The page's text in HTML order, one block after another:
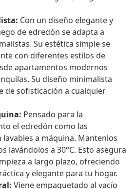
Con un diseño elegante y
de edredón se adapta a
Su estética simple se
con diferentes estilos de
apartamentos modernos
Su diseño minimalista
de sofisticación a cualquier
Pensado para la
el edredón como las
lavables a máquina. Mantenlos
lavándolos a 30°C. Esto asegura
a largo plazo, ofreciendo
y elegante para tu hogar.
Viene empaquetado al vacío